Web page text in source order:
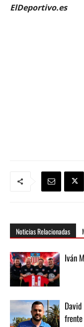
ElDeportivo.es
Noticias Relacionadas
Iván